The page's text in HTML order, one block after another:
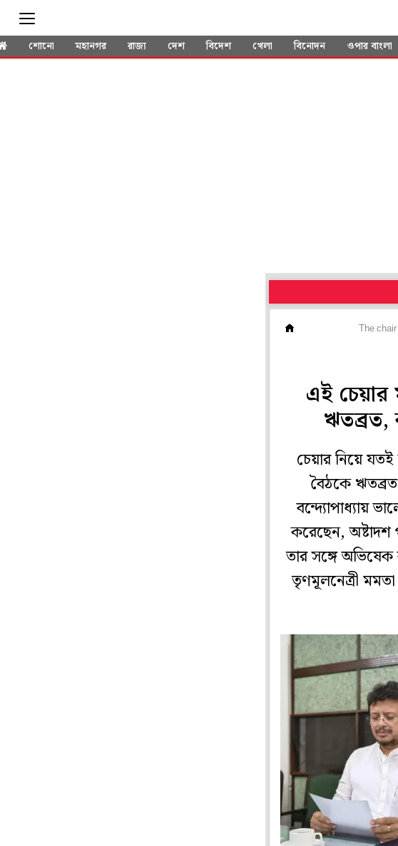
শোনো মহানগর রাজ্য দেশ বিদেশ খেলা বিনোদন ওপার বাংলা
The
এই
ঋতব্রত,
চেয়ার নিয়ে
বৈঠকে ঋতব্রত
বন্দ্যোপাধ্যায়
করেছেন, অষ্টাদশ
তার সঙ্গে
তৃণমূলনেত্রী মমতা